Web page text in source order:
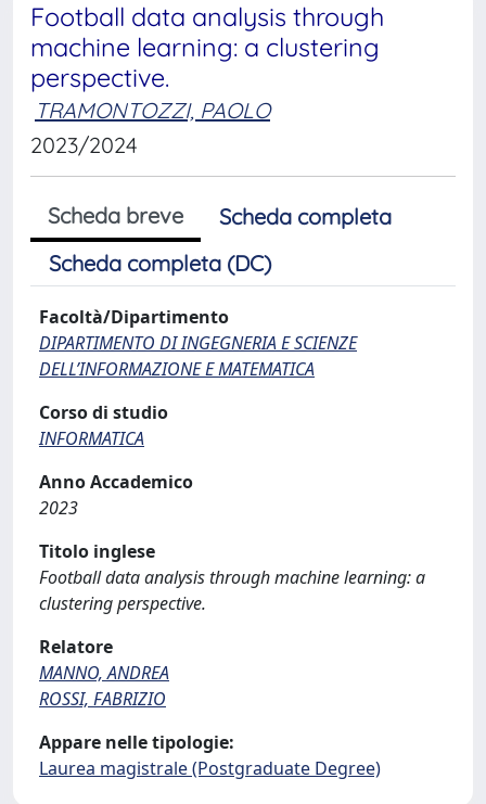
Football data analysis through
machine learning: a clustering
perspective.
TRAMONTOZZI, PAOLO
2023/2024
Scheda breve
Scheda completa
Scheda completa (DC)
Facoltà/Dipartimento
DIPARTIMENTO DI INGEGNERIA E SCIENZE
DELL’INFORMAZIONE E MATEMATICA
Corso di studio
INFORMATICA
Anno Accademico
2023
Titolo inglese
Football data analysis through machine learning: a
clustering perspective.
Relatore
MANNO, ANDREA
ROSSI, FABRIZIO
Appare nelle tipologie:
Laurea magistrale (Postgraduate Degree)